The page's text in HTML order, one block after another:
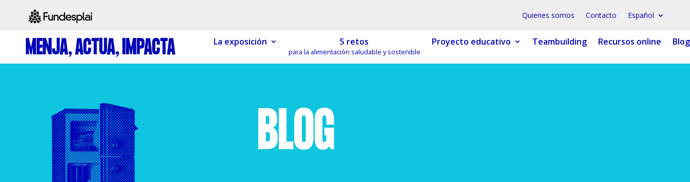
Quienes somos Contacto Español
MENJA, ACTUA, IMPACTA La exposición 5 retos
para la alimentación saludable y sostenible
Proyecto educativo Teambuilding Recursos online Blog
BLOG
ACTIVITATS D'ESTIU MÓN ESCOLAR ALBERG CENTRE ESPLAI